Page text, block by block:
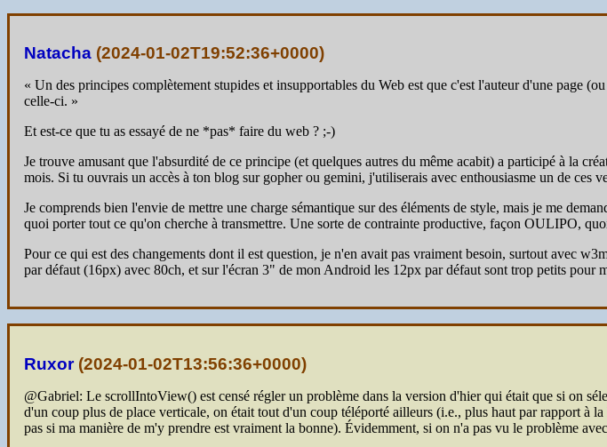
Natacha (2024-01-02T19:52:36+0000)
« Un des principes complètement stupides et insupportables du Web est que c'est l'auteur d'une page
celle-ci. »
Et est-ce que tu as essayé de ne *pas* faire du web ? ;-)
Je trouve amusant que l'absurdité de ce principe (et quelques autres du même acabit) a participé à la
mois. Si tu ouvrais un accès à ton blog sur gopher ou gemini, j'utiliserais avec enthousiasme un de ces
Je comprends bien l'envie de mettre une charge sémantique sur des éléments de style, mais je me
quoi porter tout ce qu'on cherche à transmettre. Une sorte de contrainte productive, façon OULIPO,
Pour ce qui est des changements dont il est question, je n'en avait pas vraiment besoin, surtout avec
par défaut (16px) avec 80ch, et sur l'écran 3" de mon Android les 12px par défaut sont trop petits pour
Ruxor(2024-01-02T13:56:36+0000)
@Gabriel: Le scrollIntoView() est censé régler un problème dans la version d'hier qui était que si on
d'un coup plus de place verticale, on était tout d'un coup téléporté ailleurs (i.e., plus haut par rapport à
pas si ma manière de m'y prendre est vraiment la bonne). Évidemment, si on n'a pas vu le problème